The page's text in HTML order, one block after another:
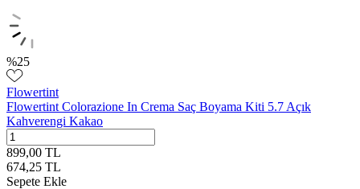
%25
Flowertint
Flowertint Colorazione In Crema Saç Boyama Kiti 5.7 Açık
Kahverengi Kakao
899,00 TL
674,25 TL
Sepete Ekle